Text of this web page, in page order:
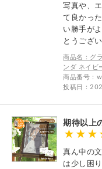
写真や、
て良かっ
い勝手が
とうござ
商品名：グ
ンダ ネイビ
商品番号：
投稿日：
期待以上
真ん中の
は少し困